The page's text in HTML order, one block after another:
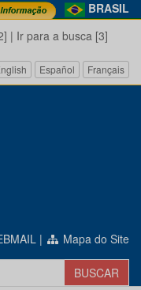
BRASIL
| Ir para a busca [3]
Español Français
| Mapa do Site